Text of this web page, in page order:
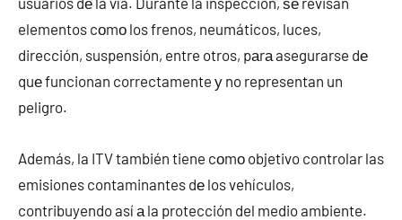
elementos cοmο los frenos, neumáticos, luces,
dirección, suspensión, entre otros, pаrа asegurarse dе
quе funcionan correctamente у no representan un
peligro.
Además, la ITV también tiene cοmο objetivo controlar las
emisiones contaminantes dе los vehículos,
contribuyendo así а la protección del medio ambiente.